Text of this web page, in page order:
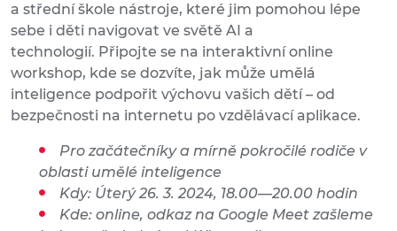
a střední škole nástroje, které jim pomohou lépe
sebe i děti navigovat ve světě AI a
technologií. Připojte se na interaktivní online
workshop, kde se dozvíte, jak může umělá
inteligence podpořit výchovu vašich dětí – od
bezpečnosti na internetu po vzdělávací aplikace.
Pro začátečníky a mírně pokročilé rodiče v
oblasti umělé inteligence
Kdy: Úterý 26. 3. 2024, 18.00—20.00 hodin
Kde: online, odkaz na Google Meet zašleme